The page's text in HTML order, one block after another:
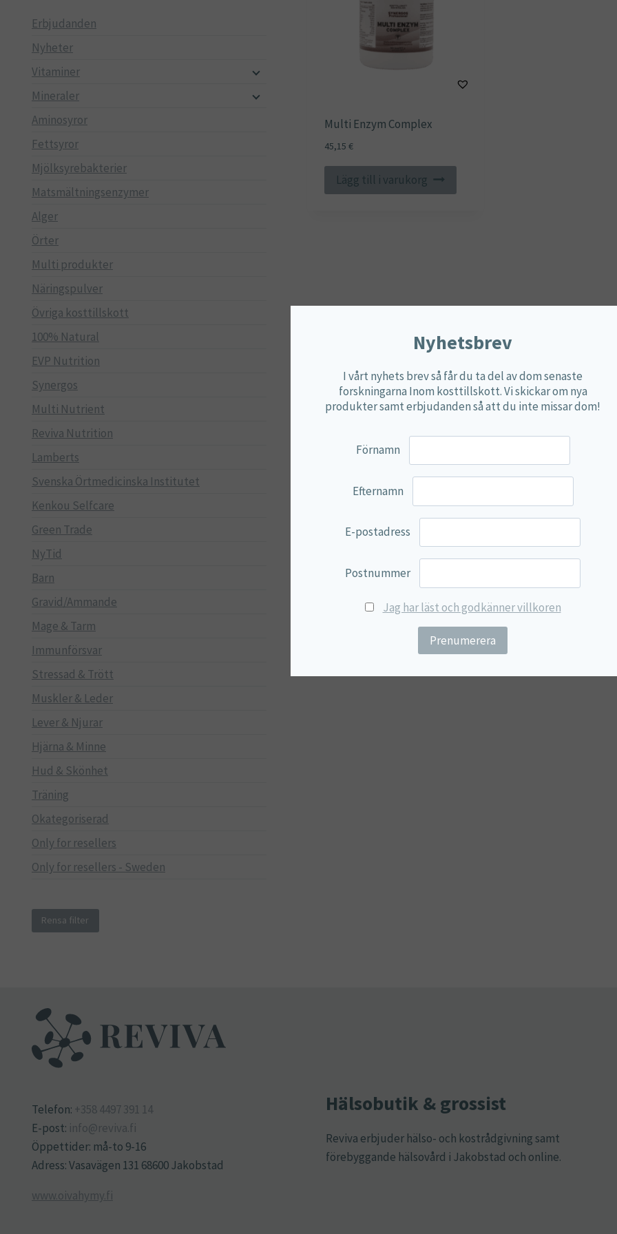
Multi Enzym Complex
45,15 €
Lägg till i varukorg
Erbjudanden
Nyheter
Vitaminer
Mineraler
Aminosyror
Fettsyror
Mjölksyrebakterier
Matsmältningsenzymer
Alger
Örter
Multi produkter
Näringspulver
Övriga kosttillskott
100% Natural
EVP Nutrition
Synergos
Multi Nutrient
Reviva Nutrition
Lamberts
Svenska Örtmedicinska Institutet
Kenkou Selfcare
Green Trade
NyTid
Barn
Gravid/Ammande
Mage & Tarm
Immunförsvar
Stressad & Trött
Muskler & Leder
Lever & Njurar
Hjärna & Minne
Hud & Skönhet
Träning
Okategoriserad
Only for resellers
Only for resellers - Sweden
Rensa filter
Telefon: +358 4497 391 14
E-post: info@reviva.fi
Öppettider: må-to 9-16
Adress: Vasavägen 131 68600 Jakobstad
www.oivahymy.fi
Hälsobutik & grossist
Reviva erbjuder hälso- och kostrådgivning samt
förebyggande hälsovård i Jakobstad och online.
Nyhetsbrev
I vårt nyhets brev så får du ta del av dom senaste
forskningarna Inom kosttillskott. Vi skickar om nya
produkter samt erbjudanden så att du inte missar dom!
Förnamn
Efternamn
E-postadress
Postnummer
Jag har läst och godkänner villkoren